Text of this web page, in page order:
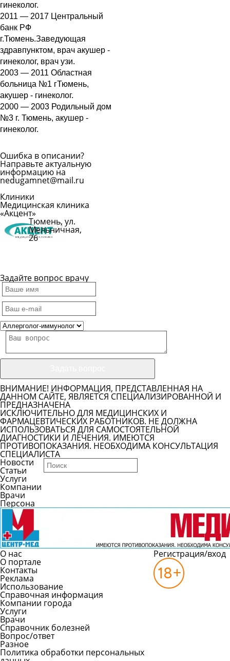
гинеколог.
2011 — 2017 Центральный
банк РФ
г.Тюмень.Заведующая
здравпунктом, врач акушер -
гинеколог, врач узи.
2003 — 2011 Областная
больница №1 гТюмень,
акушер - гинеколог.
2000 — 2003 Родильный дом
№3 г. Тюмень, акушер -
гинеколог.
Ошибка в описании?
Направьте актуальную
информацию на
nedugamnet@mail.ru
Клиники
Медицинская клиника
«Акцент»
Тюмень, ул.
Мельничная,
26
Задайте вопрос врачу
ВНИМАНИЕ! ИНФОРМАЦИЯ, ПРЕДСТАВЛЕННАЯ НА
ДАННОМ САЙТЕ, ЯВЛЯЕТСЯ СПЕЦИАЛИЗИРОВАННОЙ И
ПРЕДНАЗНАЧЕНА
ИСКЛЮЧИТЕЛЬНО ДЛЯ МЕДИЦИНСКИХ И
ФАРМАЦЕВТИЧЕСКИХ РАБОТНИКОВ. НЕ ДОЛЖНА
ИСПОЛЬЗОВАТЬСЯ ДЛЯ САМОСТОЯТЕЛЬНОЙ
ДИАГНОСТИКИ И ЛЕЧЕНИЯ. ИМЕЮТСЯ
ПРОТИВОПОКАЗАНИЯ. НЕОБХОДИМА КОНСУЛЬТАЦИЯ
СПЕЦИАЛИСТА
Новости
Статьи
Услуги
Компании
Врачи
Персона
О нас
О портале
Контакты
Реклама
Использование
Справочная информация
Компании города
Услуги
Врачи
Справочник болезней
Вопрос/ответ
Разное
Политика обработки персональных
Регистрация/вход